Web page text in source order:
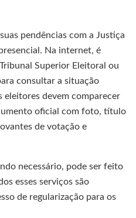
pendências com a Justiça
Na internet, é
Superior Eleitoral ou
consultar a situação
eleitores devem comparecer
oficial com foto, título
de votação e
necessário, pode ser feito
esses serviços são
de regularização para os